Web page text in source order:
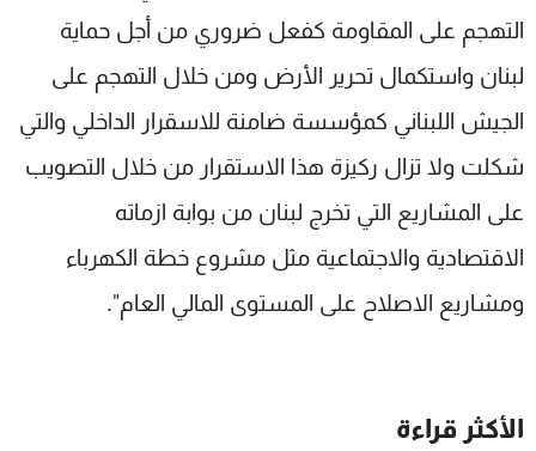
التهجم على المقاومة كفعل ضروري من أجل حماية
لبنان واستكمال تحرير الأرض ومن خلال التهجم على
الجيش اللبناني كمؤسسة ضامنة للاسقرار الداخلي والتي
شكلت ولا تزال ركيزة هذا الاستقرار من خلال التصويب
على المشاريع التي تخرج لبنان من بوابة ازماته
الاقتصادية والاجتماعية مثل مشروع خطة الكهرباء
ومشاريع الاصلاح على المستوى المالي العام".
الأكثر قراءة